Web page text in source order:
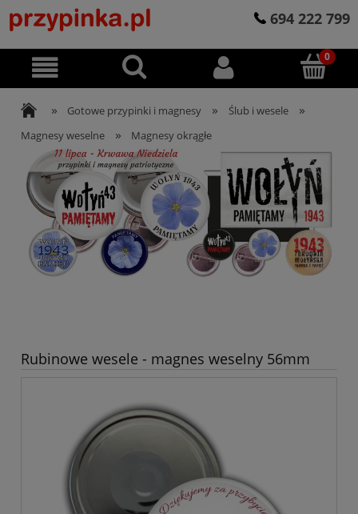
694 222 799
» Gotowe przypinki i magnesy » Ślub i wesele »
Magnesy weselne » Magnesy okrągłe
Rubinowe wesele - magnes weselny 56mm